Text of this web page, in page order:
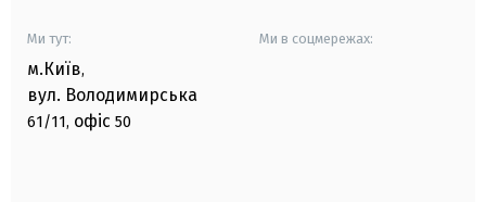
Ми тут:
м.Київ,
вул. Володимирська
61/11, офіс 50
Ми в соцмережах: